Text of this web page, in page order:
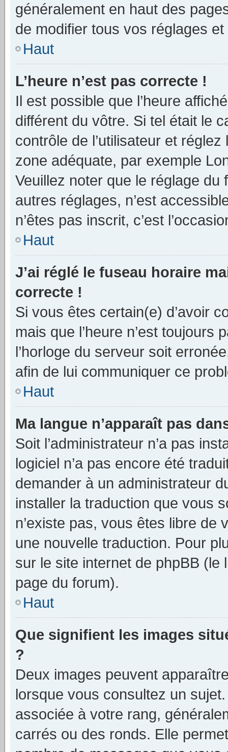
généralement en haut des
de modifier tous vos réglages
Haut
L’heure n’est pas correcte !
Il est possible que l’heure
différent du vôtre. Si tel était le
contrôle de l’utilisateur et
zone adéquate, par exemple
Veuillez noter que le réglage
autres réglages, n’est
n’êtes pas inscrit, c’est
Haut
J’ai réglé le fuseau horaire
correcte !
Si vous êtes certain(e) d’avoir
mais que l’heure n’est
l’horloge du serveur soit
afin de lui communiquer ce
Haut
Ma langue n’apparaît pas
Soit l’administrateur n’a pas
logiciel n’a pas encore été
demander à un administrateur
installer la traduction que vous
n’existe pas, vous êtes libre
une nouvelle traduction. Pour
sur le site internet de phpBB
page du forum).
Haut
Que signifient les images
?
Deux images peuvent
lorsque vous consultez un
associée à votre rang,
carrés ou des ronds. Elle